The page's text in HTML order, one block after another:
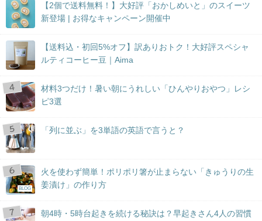
【2個で送料無料！】大好評「おかしめいと」のスイーツ
新登場 | お得なキャンペーン開催中
【送料込・初回5%オフ】訳ありおトク！大好評スペシャ
ルティコーヒー豆｜Aima
材料3つだけ！暑い朝にうれしい「ひんやりおやつ」レシ
ピ3選
「列に並ぶ」を3単語の英語で言うと？
BLOG
火を使わず簡単！ポリポリ箸が止まらない「きゅうりの生
姜漬け」の作り方
朝4時・5時台起きを続ける秘訣は？早起きさん4人の習慣